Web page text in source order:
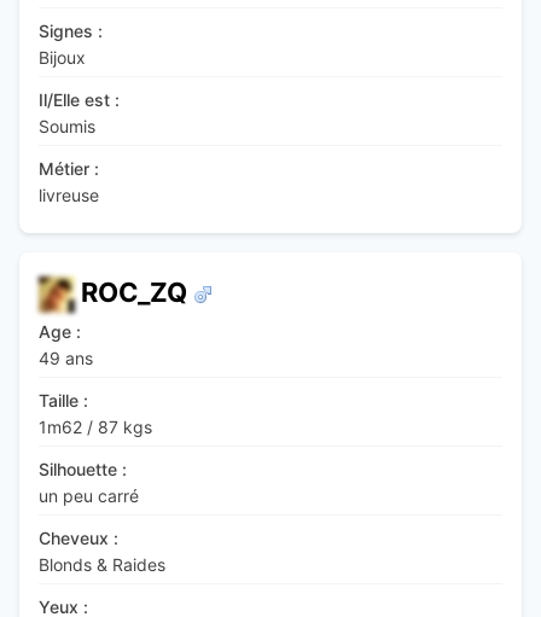
Signes :
Bijoux
Il/Elle est :
Soumis
Métier :
livreuse
ROC_ZQ
Age :
49 ans
Taille :
1m62 / 87 kgs
Silhouette :
un peu carré
Cheveux :
Blonds & Raides
Yeux :